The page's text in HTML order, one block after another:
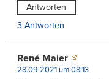
Antworten
3 Antworten
René Maier
28.09.2021 um 08:13